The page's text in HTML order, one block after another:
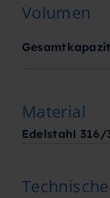
Volumen
Material
Edelstahl 316/